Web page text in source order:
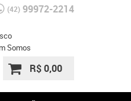
(42)99972-2214
Somos
R$ 0,00